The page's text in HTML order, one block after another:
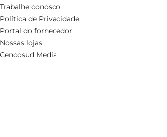
Trabalhe conosco
Política de Privacidade
Portal do fornecedor
Nossas lojas
Cencosud Media